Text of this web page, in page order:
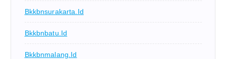
Bkkbnsurakarta.id
Bkkbnbatu.id
Bkkbnmalang.id